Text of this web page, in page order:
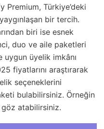
Premium, Türkiye’deki
bir tercih.
biri ise esnek
duo ve aile paketleri
üyelik imkânı
fiyatlarını araştırarak
seçeneklerini
bulabilirsiniz. Örneğin
göz atabilirsiniz.